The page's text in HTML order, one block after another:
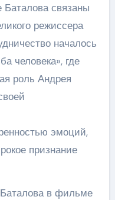
связаны
режиссера
началось
человека», где
роль Андрея
эмоций,
признание
в фильме